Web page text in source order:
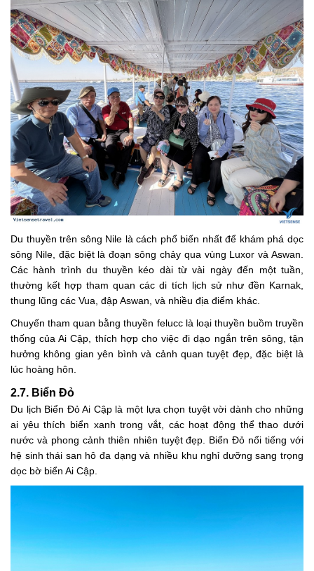
Du thuyền trên sông Nile là cách phổ biến nhất để khám phá dọc
sông Nile, đặc biệt là đoạn sông chảy qua vùng Luxor và Aswan.
Các hành trình du thuyền kéo dài từ vài ngày đến một tuần,
thường kết hợp tham quan các di tích lịch sử như đền Karnak,
thung lũng các Vua, đập Aswan, và nhiều địa điểm khác.
Chuyến tham quan bằng thuyền felucc là loại thuyền buồm truyền
thống của Ai Cập, thích hợp cho việc đi dạo ngắn trên sông, tận
hưởng không gian yên bình và cảnh quan tuyệt đẹp, đặc biệt là
lúc hoàng hôn.
2.7. Biển Đỏ
Du lịch Biển Đỏ Ai Cập là một lựa chọn tuyệt vời dành cho những
ai yêu thích biển xanh trong vắt, các hoạt động thể thao dưới
nước và phong cảnh thiên nhiên tuyệt đẹp. Biển Đỏ nổi tiếng với
hệ sinh thái san hô đa dạng và nhiều khu nghỉ dưỡng sang trọng
dọc bờ biển Ai Cập.